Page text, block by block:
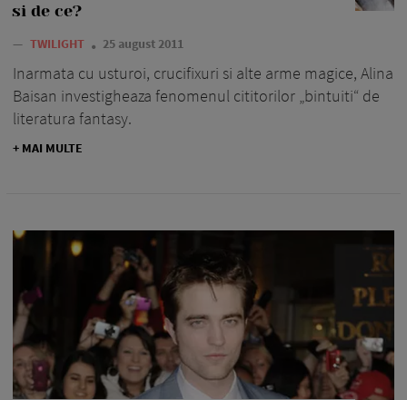
si de ce?
— TWILIGHT 25 august 2011
Inarmata cu ustu­roi, crucifixuri si alte arme magice, Alina
Baisan investi­gheaza fe­no­menul citi­torilor „bintuiti“ de
literatura fantasy.
+ MAI MULTE